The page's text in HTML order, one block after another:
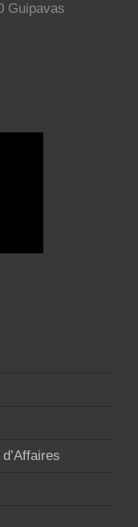
Guipavas